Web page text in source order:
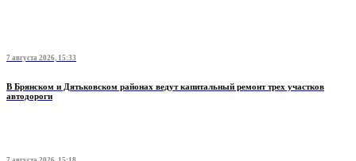
7 августа 2026, 15:33
В Брянском и Дятьковском районах ведут капитальный ремонт трех участков
автодороги